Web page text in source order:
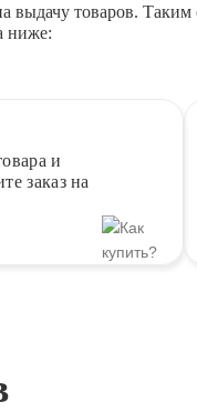
выдачу товаров. Таким
ниже:
и
заказ на